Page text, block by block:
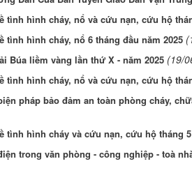
tình hình cháy, nổ và cứu nạn, cứu hộ
tình hình cháy, nổ 6 tháng đầu năm 2025
Búa liềm vàng lần thứ X - năm 2025 (19/
tình hình cháy, nổ và cứu nạn, cứu hộ
pháp bảo đảm an toàn phòng cháy,
tình hình cháy và cứu nạn, cứu hộ tháng
trong văn phòng - công nghiệp - toà